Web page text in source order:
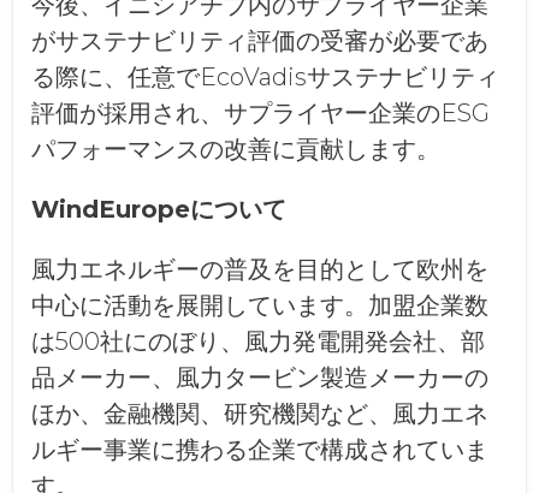
がサステナビリティ評価の受審が必要であ
る際に、任意でEcoVadisサステナビリティ
評価が採用され、サプライヤー企業のESG
パフォーマンスの改善に貢献します。
WindEuropeについて
風力エネルギーの普及を目的として欧州を
中心に活動を展開しています。加盟企業数
は500社にのぼり、風力発電開発会社、部
品メーカー、風力タービン製造メーカーの
ほか、金融機関、研究機関など、風力エネ
ルギー事業に携わる企業で構成されていま
す。